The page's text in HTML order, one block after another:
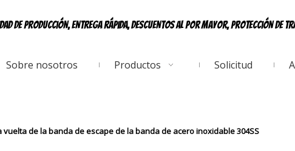
de producción, entrega rápida, descuentos al por mayor, protección de
Sobre nosotros Productos Solicitud
vuelta de la banda de escape de la banda de acero inoxidable 304SS